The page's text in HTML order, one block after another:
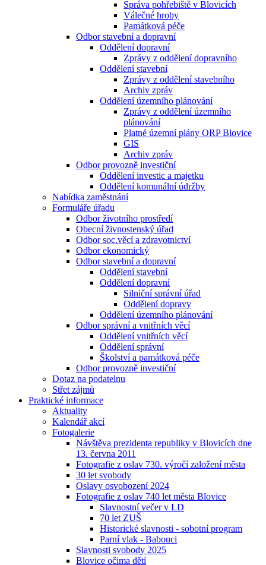
Správa pohřebiště v Blovicích
Válečné hroby
Památková péče
Odbor stavební a dopravní
Oddělení dopravní
Zprávy z oddělení dopravního
Oddělení stavební
Zprávy z oddělení stavebního
Archiv zpráv
Oddělení územního plánování
Zprávy z oddělení územního
plánování
Platné územní plány ORP Blovice
GIS
Archiv zpráv
Odbor provozně investiční
Oddělení investic a majetku
Oddělení komunální údržby
Nabídka zaměstnání
Formuláře úřadu
Odbor životního prostředí
Obecní živnostenský úřad
Odbor soc.věcí a zdravotnictví
Odbor ekonomický
Odbor stavební a dopravní
Oddělení stavební
Oddělení dopravní
Silniční správní úřad
Oddělení dopravy
Oddělení územního plánování
Odbor správní a vnitřních věcí
Oddělení vnitřních věcí
Oddělení správní
Školství a památková péče
Odbor provozně investiční
Dotaz na podatelnu
Střet zájmů
Praktické informace
Aktuality
Kalendář akcí
Fotogalerie
Návštěva prezidenta republiky v Blovicích dne
13. června 2011
Fotografie z oslav 730. výročí založení města
30 let svobody
Oslavy osvobození 2024
Fotografie z oslav 740 let města Blovice
Slavnostní večer v LD
70 let ZUŠ
Historické slavnosti - sobotní program
Parní vlak - Babouci
Slavnosti svobody 2025
Blovice očima dětí